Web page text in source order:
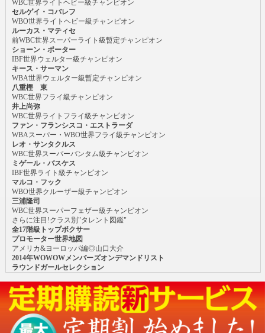
WBC世界ライトヘビー級チャンピオン
セルゲイ・コバレフ
WBO世界ライトヘビー級チャンピオン
ルーカス・マティセ
前WBC世界スーパーライト級暫定チャンピオン
ショーン・ポーター
IBF世界ウェルター級チャンピオン
キース・サーマン
WBA世界ウェルター級暫定チャンピオン
八重樫 東
WBC世界フライ級チャンピオン
井上尚弥
WBC世界ライトフライ級チャンピオン
ファン・フランシスコ・エストラーダ
WBAスーパー・WBO世界フライ級チャンピオン
レオ・サンタクルス
WBC世界スーパーバンタム級チャンピオン
ミゲール・バスケス
IBF世界ライト級チャンピオン
マルコ・フック
WBO世界クルーザー級チャンピオン
三浦隆司
WBC世界スーパーフェザー級チャンピオン
さらに注目!クラス別"タレント図鑑"
全17階級トップボクサー
プロモーター世界地図
アメリカ&ヨーロッパ編◎山口大介
2014年WOWOWメンバーズオンデマンドリスト
ラウンドガールセレクション